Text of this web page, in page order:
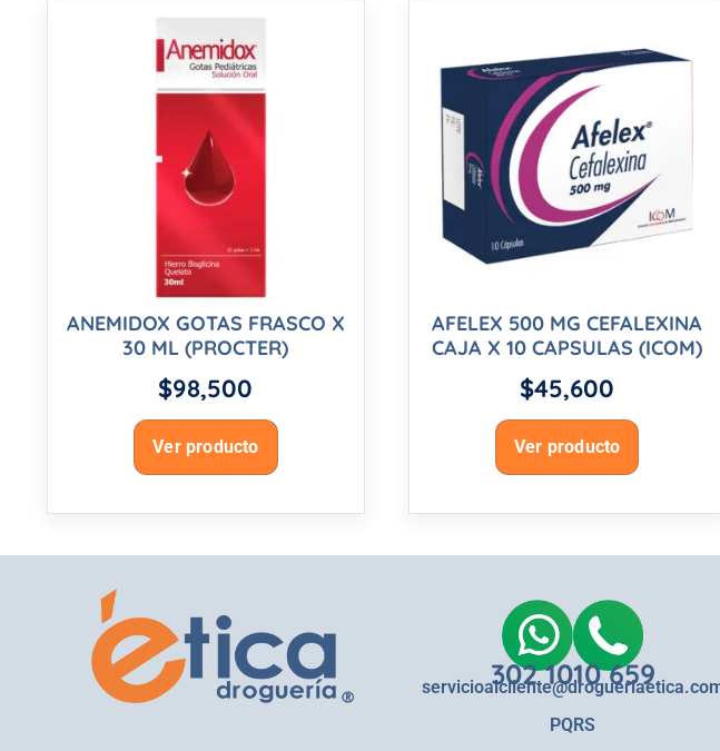
ANEMIDOX GOTAS FRASCO X
30 ML (PROCTER)
$98,500
Ver producto
AFELEX 500 MG CEFALEXINA
CAJA X 10 CAPSULAS (ICOM)
$45,600
Ver producto
302 1010 659
PQRS